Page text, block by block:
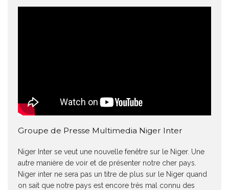
Groupe de Presse Multimedia Niger Inter
Niger Inter se veut une nouvelle fenêtre sur le Niger. Une
autre manière de voir et de présenter notre cher pays.
Niger inter ne sera pas un titre de plus sur le Niger quand
on sait que notre pays est encore très mal connu des